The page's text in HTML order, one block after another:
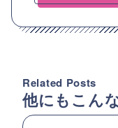
Related Posts
他にもこん